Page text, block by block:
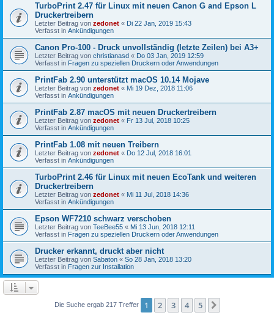
TurboPrint 2.47 für Linux mit neuen Canon G and Epson L
Druckertreibern
Letzter Beitrag von zedonet « Di 22 Jan, 2019 15:43
Verfasst in Ankündigungen
Canon Pro-100 - Druck unvollständig (letzte Zeilen) bei A3+
Letzter Beitrag von christianasd « Do 03 Jan, 2019 12:59
Verfasst in Fragen zu speziellen Druckern oder Anwendungen
PrintFab 2.90 unterstützt macOS 10.14 Mojave
Letzter Beitrag von zedonet « Mi 19 Dez, 2018 11:06
Verfasst in Ankündigungen
PrintFab 2.87 macOS mit neuen Druckertreibern
Letzter Beitrag von zedonet « Fr 13 Jul, 2018 10:25
Verfasst in Ankündigungen
PrintFab 1.08 mit neuen Treibern
Letzter Beitrag von zedonet « Do 12 Jul, 2018 16:01
Verfasst in Ankündigungen
TurboPrint 2.46 für Linux mit neuen EcoTank und weiteren
Druckertreibern
Letzter Beitrag von zedonet « Mi 11 Jul, 2018 14:36
Verfasst in Ankündigungen
Epson WF7210 schwarz verschoben
Letzter Beitrag von TeeBee55 « Mi 13 Jun, 2018 12:11
Verfasst in Fragen zu speziellen Druckern oder Anwendungen
Drucker erkannt, druckt aber nicht
Letzter Beitrag von Sabaton « So 28 Jan, 2018 13:20
Verfasst in Fragen zur Installation
Die Suche ergab 217 Treffer 1 2 3 4 5